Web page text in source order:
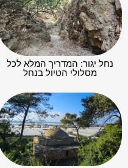
נחל יגור: המדריך המלא לכל
מסלולי הטיול בנחל